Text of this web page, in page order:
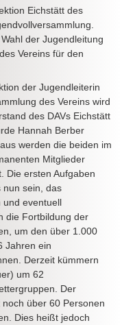
Eichstätt des
der Jugendleitung
Vereins für den
der Jugendleiterin
des Vereins wird
des DAVs Eichstätt
Hannah Berber
werden die beiden im
Mitglieder
Die ersten Aufgaben
nun sein, das
und eventuell
die Fortbildung der
um den über 1.000
Jahren ein
Derzeit kümmern
um 62
Der
über 60 Personen
Dies heißt jedoch